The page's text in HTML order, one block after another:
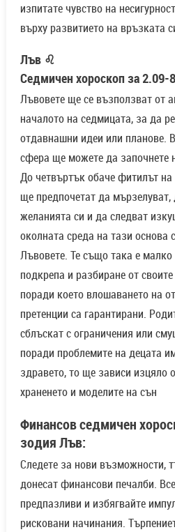
изпитате чувство на
върху развитието на връзката
Лъв ♌
Седмичен хороскоп за
Лъвовете ще се възползват от
началото на седмицата, за да
отдавнашни идеи или планове.
сфера ще можете да започнете
До четвъртък обаче фитилът на
ще предпочетат да мързелуват,
желанията си и да следват
околната среда на тази основа
Лъвовете. Те също така е
подкрепа и разбиране от
поради което влошаването на
претенции са гарантирани.
сблъскат с ограничения или
поради проблемите на децата
здравето, то ще зависи изцяло
храненето и моделите на сън
Финансов седмичен
зодия Лъв:
Следете за нови възможности,
донесат финансови печалби.
предпазливи и избягвайте
рисковани начинания.